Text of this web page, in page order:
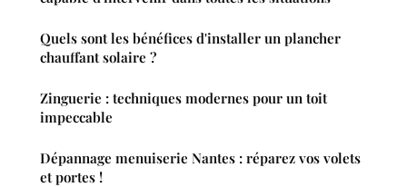
Quels sont les bénéfices d'installer un plancher
chauffant solaire ?
Zinguerie : techniques modernes pour un toit
impeccable
Dépannage menuiserie Nantes : réparez vos volets
et portes !